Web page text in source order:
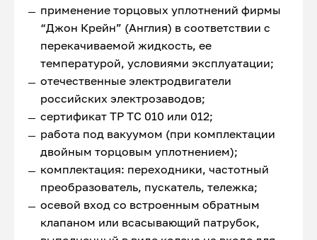
применение торцовых уплотнений фирмы
“Джон Крейн” (Англия) в соответствии с
перекачиваемой жидкость, ее
температурой, условиями эксплуатации;
отечественные электродвигатели
российских электрозаводов;
сертификат ТР ТС 010 или 012;
работа под вакуумом (при комплектации
двойным торцовым уплотнением);
комплектация: переходники, частотный
преобразователь, пускатель, тележка;
осевой вход со встроенным обратным
клапаном или всасывающий патрубок,